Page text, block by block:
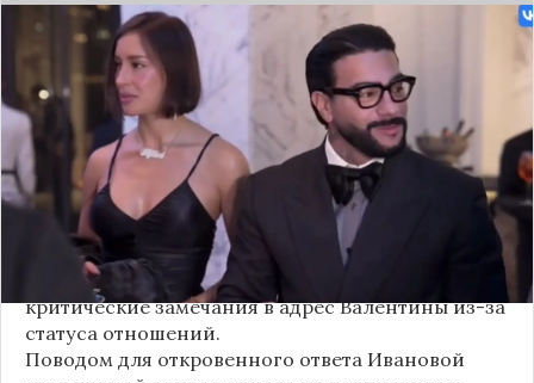
Валентина Иванова, избранница рэпера Тимати,
публично ответила на бестактный вопрос о
своем решении родить ребенка вне
официального брака. Ее резкая реакция стала
первым косвенным подтверждением слухов о
рождении дочери, ранее распространяемых
изданием «СтарХит».
Хотя сама звездная пара официально не
объявляла о пополнении, поклонники уже
засыпали их поздравлениями. Однако
некоторые комментаторы позволили себе
критические замечания в адрес Валентины из-за
статуса отношений.
Поводом для откровенного ответа Ивановой